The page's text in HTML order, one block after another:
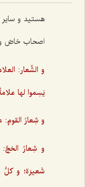
هستید و سایر
اصحاب خاصّ
و الشِّعار:
یَسِموا لها
و شِعارُ القومِ:
و شِعارُ الحَجّ:
شَعیرَة؛ و کلُّ